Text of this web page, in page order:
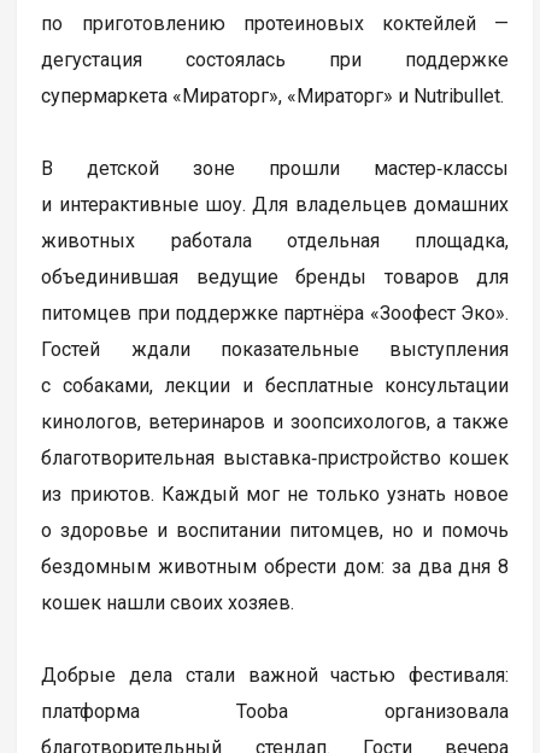
по приготовлению протеиновых коктейлей —
дегустация состоялась при поддержке
супермаркета «Мираторг», «Мираторг» и Nutribullet.
В детской зоне прошли мастер‑классы
и интерактивные шоу. Для владельцев домашних
животных работала отдельная площадка,
объединившая ведущие бренды товаров для
питомцев при поддержке партнёра «Зоофест Эко».
Гостей ждали показательные выступления
с собаками, лекции и бесплатные консультации
кинологов, ветеринаров и зоопсихологов, а также
благотворительная выставка‑пристройство кошек
из приютов. Каждый мог не только узнать новое
о здоровье и воспитании питомцев, но и помочь
бездомным животным обрести дом: за два дня 8
кошек нашли своих хозяев.
Добрые дела стали важной частью фестиваля:
платформа Tooba организовала
благотворительный стендап. Гости вечера